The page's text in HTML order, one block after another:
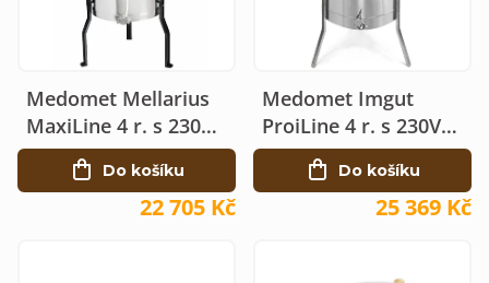
o
p
r
o
Medomet Mellarius
MaxiLine 4 r. s 230V
el. pohonem bez
hřídele Ø64
22 705 Kč
Do košíku
Medomet Imgut
ProiLine 4 r. s 230V
el. pohonem Ø64
25 369 Kč
Do košíku